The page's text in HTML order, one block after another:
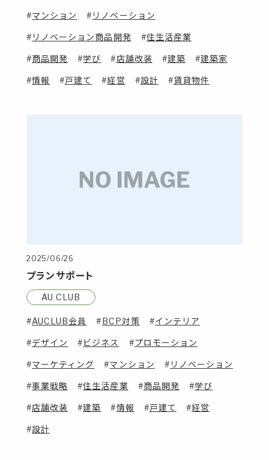
マンション リノベーション
リノベーション商品開発 住生活産業
商品開発 学び 店舗改装 建築 建築家
情報 戸建て 経営 設計 賃貸物件
2025/06/26
プランサポート
AU CLUB
AUCLUB会員 BCP対策 インテリア
デザイン ビジネス プロモーション
マーケティング マンション リノベーション
事業戦略 住生活産業 商品開発 学び
店舗改装 建築 情報 戸建て 経営
設計